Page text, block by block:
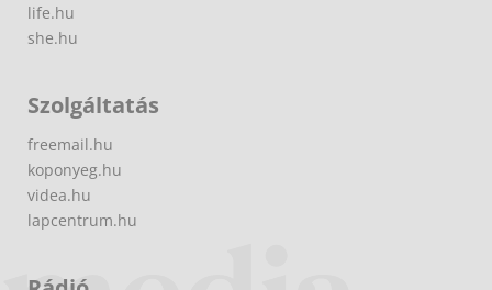
life.hu
she.hu
Szolgáltatás
freemail.hu
koponyeg.hu
videa.hu
lapcentrum.hu